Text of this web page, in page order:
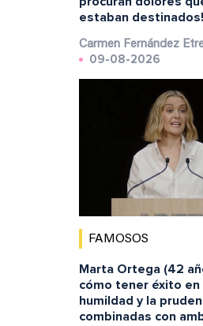
estaban
Carmen Fernández
09-08-2026
FAMOSOS
Marta Ortega (42
cómo tener éxito en
humildad y la
combinadas con